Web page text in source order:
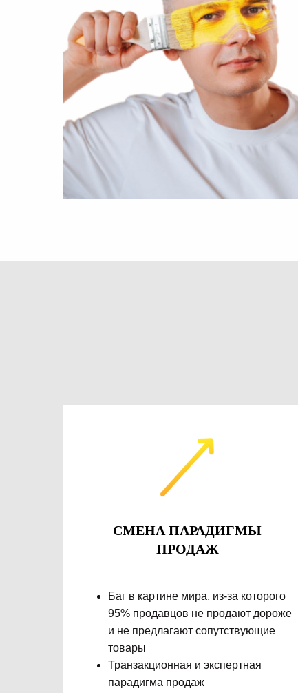
СМЕНА ПАРАДИГМЫ
ПРОДАЖ
Баг в картине мира, из-за которого
95% продавцов не продают дороже
и не предлагают сопутствующие
товары
Транзакционная и экспертная
парадигма продаж